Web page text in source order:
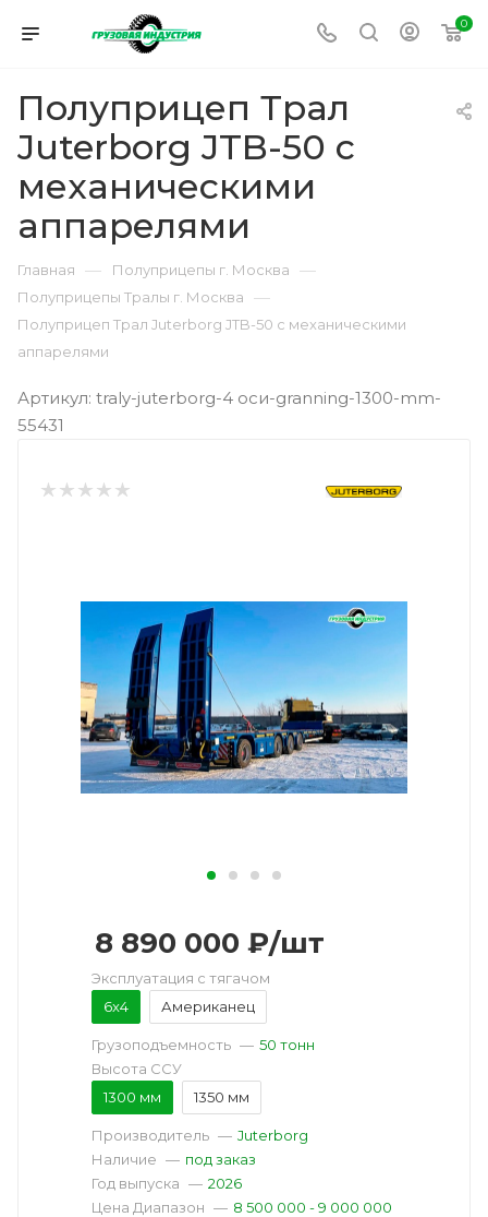
0
Полуприцеп Трал
Juterborg JTB-50 с
механическими
аппарелями
Главная — Полуприцепы г. Москва —
Полуприцепы Тралы г. Москва —
Полуприцеп Трал Juterborg JTB-50 с механическими
аппарелями
Артикул: traly-juterborg-4 оси-granning-1300-mm-
55431
8 890 000 ₽/шт
Эксплуатация с тягачом
6x4
Американец
Грузоподъемность — 50 тонн
Высота ССУ
1300 мм
1350 мм
Производитель — Juterborg
Наличие — под заказ
Год выпуска — 2026
Цена Диапазон — 8 500 000 - 9 000 000